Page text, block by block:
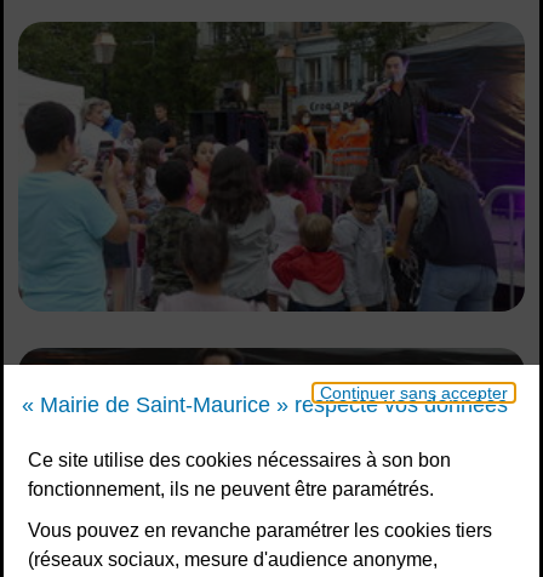
Continuer sans accepter
« Mairie de Saint-Maurice » respecte vos données
Ce site utilise des cookies nécessaires à son bon
fonctionnement, ils ne peuvent être paramétrés.
Vous pouvez en revanche paramétrer les cookies tiers
(réseaux sociaux, mesure d'audience anonyme,